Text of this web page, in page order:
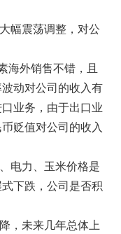
幅震荡调整，对公
海外销售不错，且
动对公司的收入有
业务，由于出口业
贬值对公司的收入
电力、玉米价格是
下跌，公司是否积
，未来几年总体上